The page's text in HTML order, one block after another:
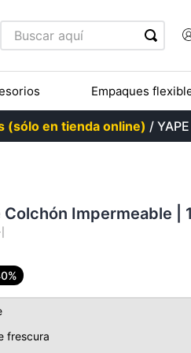
Buscar aquí
Empaques
(sólo en tienda online) /
Impermeable |
frescura